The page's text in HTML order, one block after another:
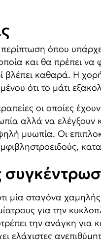
όπου
και θα πρέπει να
βλέπει καθαρά. Η
ότι το μάτι
οι οποίες
αλλά να ελέγξουν
μυωπία. Oι
ότι μία σταγόνα
για την
την ανάγκη
ελάχιστες